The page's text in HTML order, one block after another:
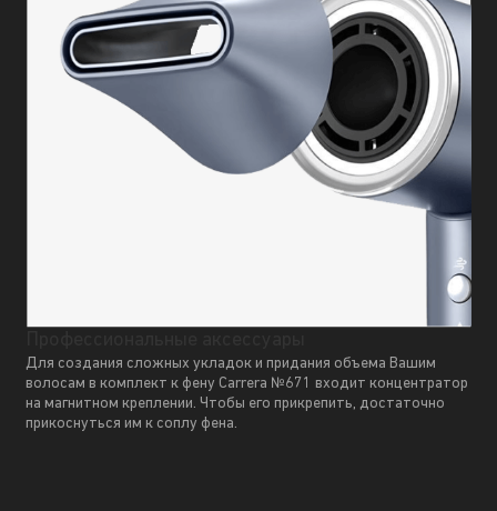
Для создания сложных укладок и придания объема Вашим
волосам в комплект к фену Carrera №671 входит концентратор
на магнитном креплении. Чтобы его прикрепить, достаточно
прикоснуться им к соплу фена.